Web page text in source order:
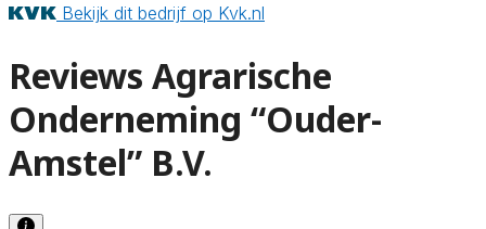
Bekijk dit bedrijf op Kvk.nl
Reviews Agrarische
Onderneming “Ouder-
Amstel” B.V.